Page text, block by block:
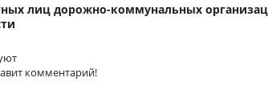
лиц дорожно-коммунальных
комментарий!